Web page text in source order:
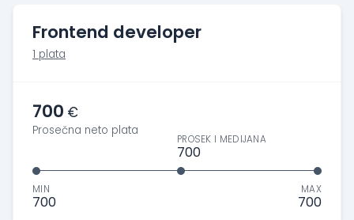
Frontend developer
1 plata
700 €
Prosečna neto plata
MIN
700
PROSEK I MEDIJANA
700
MAX
700